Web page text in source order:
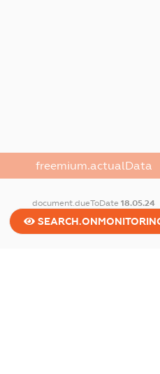
freemium.actualData
document.dueToDate18.05.24